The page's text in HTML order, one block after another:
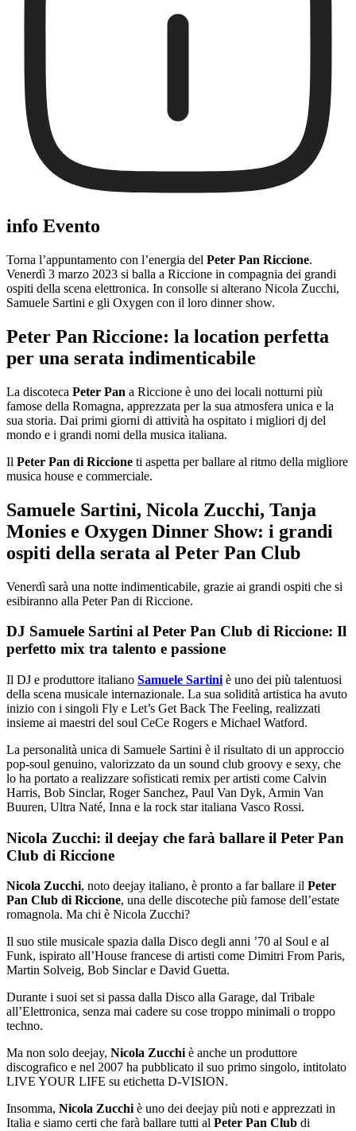
info Evento
Torna l’appuntamento con l’energia del Peter Pan Riccione.
Venerdì 3 marzo 2023 si balla a Riccione in compagnia dei grandi
ospiti della scena elettronica. In consolle si alterano Nicola Zucchi,
Samuele Sartini e gli Oxygen con il loro dinner show.
Peter Pan Riccione: la location perfetta
per una serata indimenticabile
La discoteca Peter Pan a Riccione è uno dei locali notturni più
famose della Romagna, apprezzata per la sua atmosfera unica e la
sua storia. Dai primi giorni di attività ha ospitato i migliori dj del
mondo e i grandi nomi della musica italiana.
Il Peter Pan di Riccione ti aspetta per ballare al ritmo della migliore
musica house e commerciale.
Samuele Sartini, Nicola Zucchi, Tanja
Monies e Oxygen Dinner Show: i grandi
ospiti della serata al Peter Pan Club
Venerdì sarà una notte indimenticabile, grazie ai grandi ospiti che si
esibiranno alla Peter Pan di Riccione.
DJ Samuele Sartini al Peter Pan Club di Riccione: Il
perfetto mix tra talento e passione
Il DJ e produttore italiano Samuele Sartini è uno dei più talentuosi
della scena musicale internazionale. La sua solidità artistica ha avuto
inizio con i singoli Fly e Let’s Get Back The Feeling, realizzati
insieme ai maestri del soul CeCe Rogers e Michael Watford.
La personalità unica di Samuele Sartini è il risultato di un approccio
pop-soul genuino, valorizzato da un sound club groovy e sexy, che
lo ha portato a realizzare sofisticati remix per artisti come Calvin
Harris, Bob Sinclar, Roger Sanchez, Paul Van Dyk, Armin Van
Buuren, Ultra Naté, Inna e la rock star italiana Vasco Rossi.
Nicola Zucchi: il deejay che farà ballare il Peter Pan
Club di Riccione
Nicola Zucchi, noto deejay italiano, è pronto a far ballare il Peter
Pan Club di Riccione, una delle discoteche più famose dell’estate
romagnola. Ma chi è Nicola Zucchi?
Il suo stile musicale spazia dalla Disco degli anni ’70 al Soul e al
Funk, ispirato all’House francese di artisti come Dimitri From Paris,
Martin Solveig, Bob Sinclar e David Guetta.
Durante i suoi set si passa dalla Disco alla Garage, dal Tribale
all’Elettronica, senza mai cadere su cose troppo minimali o troppo
techno.
Ma non solo deejay, Nicola Zucchiè anche un produttore
discografico e nel 2007 ha pubblicato il suo primo singolo, intitolato
LIVE YOUR LIFE su etichetta D-VISION.
Insomma, Nicola Zucchiè uno dei deejay più noti e apprezzati in
Italia e siamo certi che farà ballare tutti al Peter Pan Club di